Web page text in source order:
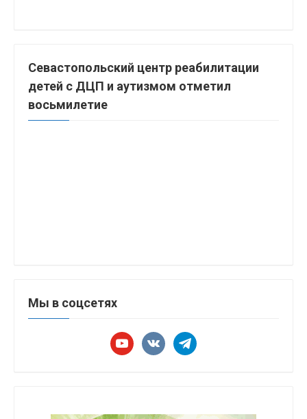
Севастопольский центр реабилитации
детей с ДЦП и аутизмом отметил
восьмилетие
Мы в соцсетях
youtubevkontaktetelegram